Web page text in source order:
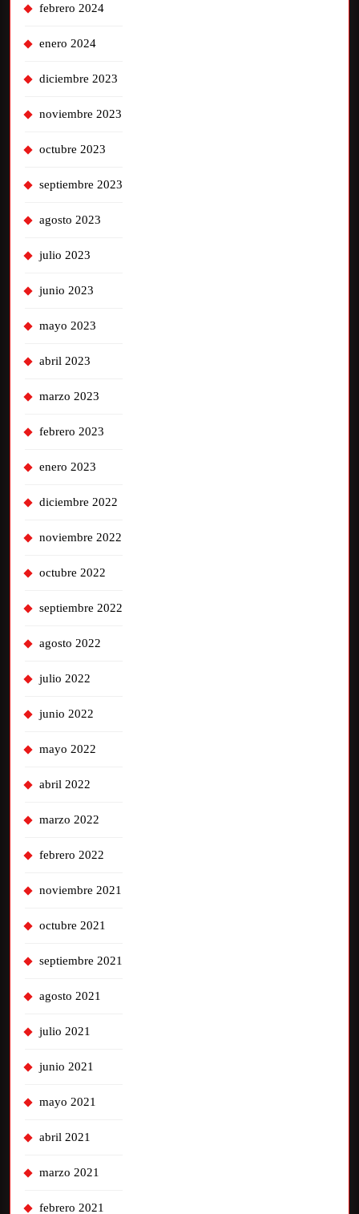
febrero 2024
enero 2024
diciembre 2023
noviembre 2023
octubre 2023
septiembre 2023
agosto 2023
julio 2023
junio 2023
mayo 2023
abril 2023
marzo 2023
febrero 2023
enero 2023
diciembre 2022
noviembre 2022
octubre 2022
septiembre 2022
agosto 2022
julio 2022
junio 2022
mayo 2022
abril 2022
marzo 2022
febrero 2022
noviembre 2021
octubre 2021
septiembre 2021
agosto 2021
julio 2021
junio 2021
mayo 2021
abril 2021
marzo 2021
febrero 2021